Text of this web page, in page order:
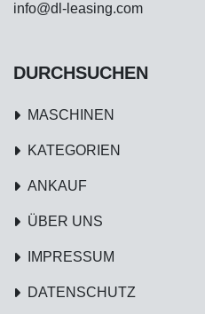
info@dl-leasing.com
DURCHSUCHEN
MASCHINEN
KATEGORIEN
ANKAUF
ÜBER UNS
IMPRESSUM
DATENSCHUTZ